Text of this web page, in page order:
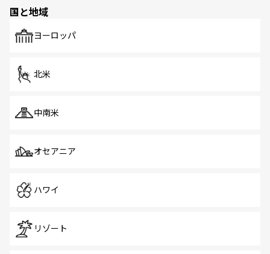
で、ホーカーズは地元の風情を楽しめる外せないスポット
国と地域
ヨーロッパ
北米
中南米
オセアニア
ハワイ
リゾート